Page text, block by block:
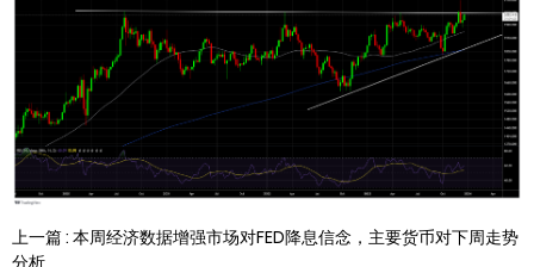
上一篇 : 本周经济数据增强市场对FED降息信念，主要货币对下周走势
分析